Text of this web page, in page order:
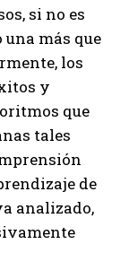
si no es
más que
los
y
que
tales
de
analizado,